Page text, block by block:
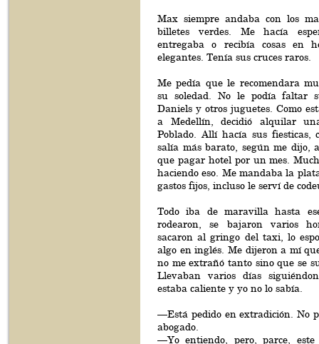
Max siempre andaba con los
billetes verdes. Me hacía
entregaba o recibía cosas en
elegantes. Tenía sus cruces raros.
Me pedía que le recomendara
su soledad. No le podía faltar
Daniels y otros juguetes. Como
a Medellín, decidió alquilar
Poblado. Allí hacía sus fiesticas,
salía más barato, según me dijo,
que pagar hotel por un mes.
haciendo eso. Me mandaba la
gastos fijos, incluso le serví de
Todo iba de maravilla hasta
rodearon, se bajaron varios
sacaron al gringo del taxi, lo
algo en inglés. Me dijeron a mí
no me extrañó tanto sino que se
Llevaban varios días
estaba caliente y yo no lo sabía.
—Está pedido en extradición. No
abogado.
—Yo entiendo, pero, parce,